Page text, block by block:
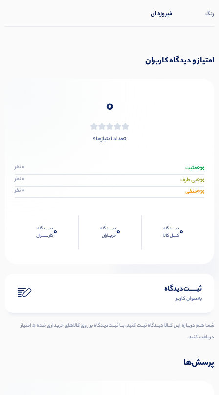
رنگ فیروزه ای
امتیاز و دیدگاه کاربران
0
تعداد امتیازها0
0مثبت 0 نفر
0بی طرف 0 نفر
0منفی 0 نفر
0دیــــدگاه
کــــل کالا
0دیــــدگاه
خریداران
0دیــــدگاه
کاربـــــران
ثبـــــت‌دیدگاه
به‌عنوان کاربر
شمـا هـم دربـاره ایـن کــالا دیــدگاه ثبــت کنید، بــا ثبــت‌دیـدگاه بر روی کالاهای خریداری شده ۵ امتیاز
دریافت کنید.
پرسش‌ها